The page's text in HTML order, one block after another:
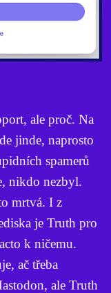
ale proč. Na
jinde, naprosto
spamerů
nikdo nezbyl.
mrtvá. I z
je Truth pro
k ničemu.
ač třeba
ale Truth